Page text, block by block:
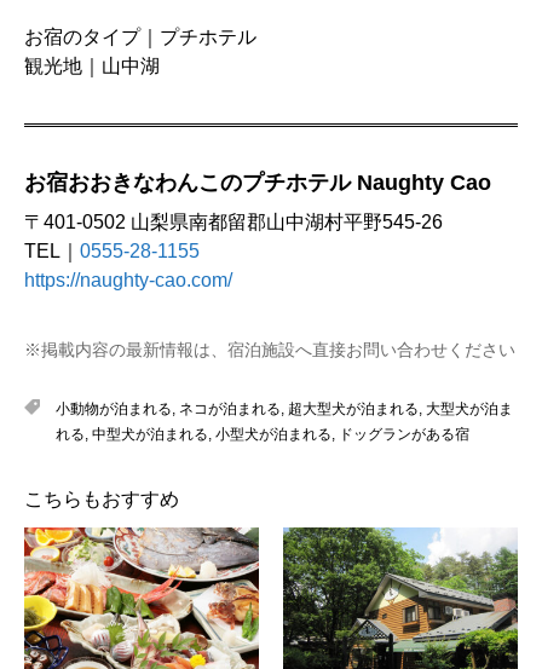
お宿のタイプ｜プチホテル
観光地｜山中湖
お宿おおきなわんこのプチホテル Naughty Cao
〒401-0502 山梨県南都留郡山中湖村平野545-26
TEL｜ 0555-28-1155
https://naughty-cao.com/
※掲載内容の最新情報は、宿泊施設へ直接お問い合わせください
小動物が泊まれる, ネコが泊まれる, 超大型犬が泊まれる, 大型犬が泊ま
れる, 中型犬が泊まれる, 小型犬が泊まれる, ドッグランがある宿
こちらもおすすめ